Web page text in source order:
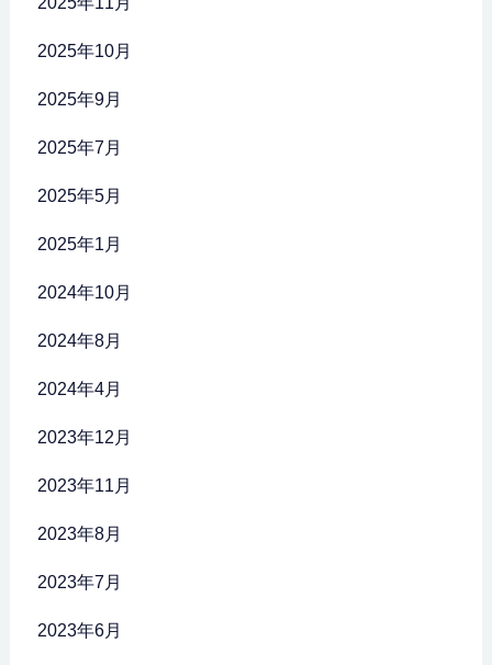
2025年10月
2025年9月
2025年7月
2025年5月
2025年1月
2024年10月
2024年8月
2024年4月
2023年12月
2023年11月
2023年8月
2023年7月
2023年6月